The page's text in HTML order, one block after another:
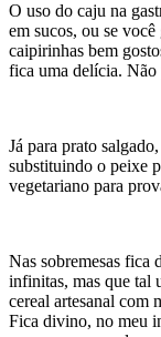
O uso do caju na
em sucos, ou se
caipirinhas bem
fica uma delícia. Não
Já para prato
substituindo o peixe
vegetariano para
Nas sobremesas fica
infinitas, mas que tal
cereal artesanal com
Fica divino, no meu